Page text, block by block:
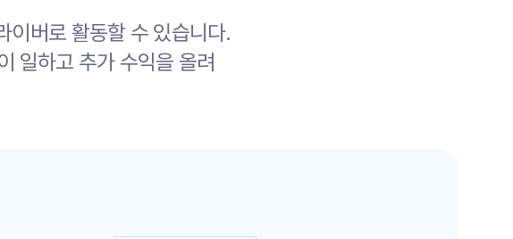
이버로 활동할 수 있습니다.
일하고 추가 수익을 올려